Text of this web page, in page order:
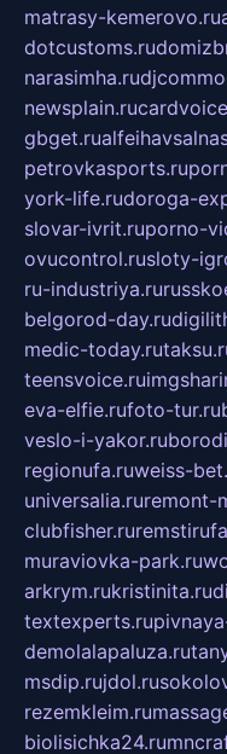
matrasy-kemerovo.ru
dotcustoms.ru
narasimha.ru
newsplain.ru
gbget.ru
petrovkasports.ru
york-life.rudoroga-
slovar-ivrit.ruporno-
ovucontrol.rusloty-
ru-industriya.ru
belgorod-day.ru
medic-today.ru
teensvoice.ru
eva-elfie.rufoto-tur.ru
veslo-i-yakor.ru
regionufa.ruweiss-
universalia.ruremont-
clubfisher.ru
muraviovka-park.ru
arkrym.rukristinita.ru
textexperts.ru
demolalapaluza.ru
msdip.rujdol.ru
rezemkleim.ru
biolisichka24.ru